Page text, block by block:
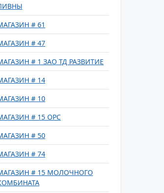
# 61
# 47
# 1 ЗАО ТД РАЗВИТИЕ
# 14
# 10
# 15 ОРС
# 50
# 74
# 15 МОЛОЧНОГО